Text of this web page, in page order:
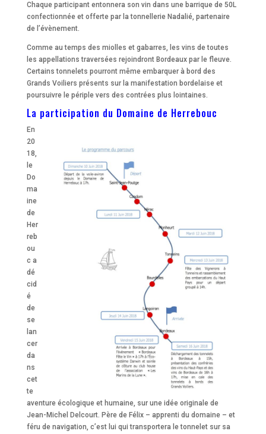
Chaque participant entonnera son vin dans une barrique de 50L
confectionnée et offerte par la tonnellerie Nadalié, partenaire
de l’évènement.
Comme au temps des miolles et gabarres, les vins de toutes
les appellations traversées rejoindront Bordeaux par le fleuve.
Certains tonnelets pourront même embarquer à bord des
Grands Voiliers présents sur la manifestation bordelaise et
poursuivre le périple vers des contrées plus lointaines.
La participation du Domaine de Herrebouc
En
20
18,
le
Do
ma
ine
de
Her
reb
ou
c a
dé
cid
é
de
se
lan
cer
da
ns
cet
te
aventure écologique et humaine, sur une idée originale de
Jean-Michel Delcourt. Père de Félix – apprenti du domaine – et
féru de navigation, c’est lui qui transportera le tonnelet sur sa